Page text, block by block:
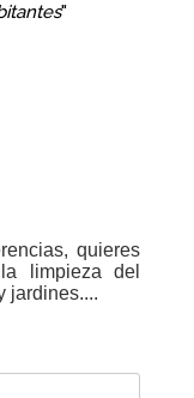
"
quieres
limpieza del
jardines....